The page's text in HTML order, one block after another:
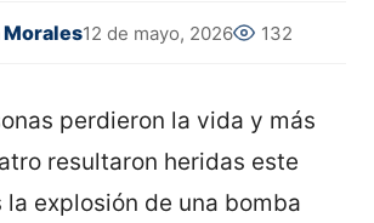
Morales12 de mayo, 2026 132
perdieron la vida y más
resultaron heridas este
explosión de una bomba